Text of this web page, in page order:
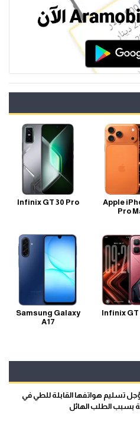
Apple
Pro
Infinix GT 30 Pro
Infinix GT
Samsung Galaxy
A17
تسليم هواتفها القابلة للطي في
بسبب الطلب الهائل